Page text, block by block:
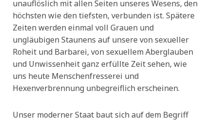
unauflöslich mit allen Seiten unseres Wesens, den
höchsten wie den tiefsten, verbunden ist. Spätere
Zeiten werden einmal voll Grauen und
ungläubigen Staunens auf unsere von sexueller
Roheit und Barbarei, von sexuellem Aberglauben
und Unwissenheit ganz erfüllte Zeit sehen, wie
uns heute Menschenfresserei und
Hexenverbrennung unbegreiflich erscheinen.
Unser moderner Staat baut sich auf dem Begriff